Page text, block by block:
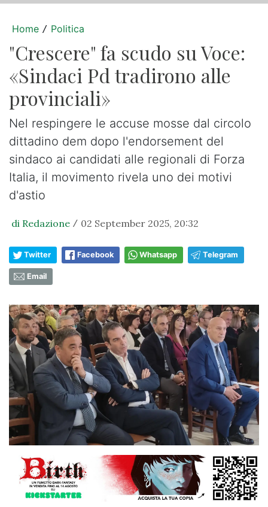
Home / Politica
"Crescere" fa scudo su Voce:
«Sindaci Pd tradirono alle
provinciali»
Nel respingere le accuse mosse dal circolo
dittadino dem dopo l'endorsement del
sindaco ai candidati alle regionali di Forza
Italia, il movimento rivela uno dei motivi
d'astio
di Redazione / 02 September 2025, 20:32
Twitter Facebook Whatsapp Telegram
Email